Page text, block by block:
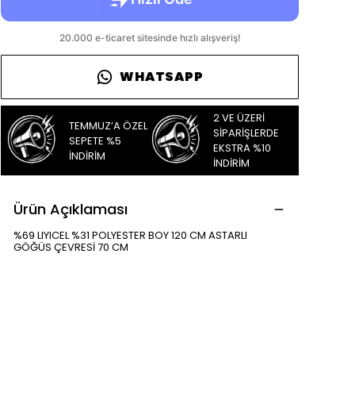
WHATSAPP
TEMMUZ’A ÖZEL
SEPETE %5
İNDİRİM
2 VE ÜZERİ
SİPARİŞLERDE
EKSTRA %10
İNDİRİM
Ürün Açıklaması
%69 LIYICEL %31 POLYESTER BOY 120 CM ASTARLI
GÖĞÜS ÇEVRESİ 70 CM